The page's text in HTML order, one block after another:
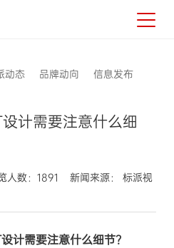
动态 品牌动向 信息发布
计需要注意什么细
数：1891 新闻来源： 标派视
计需要注意什么细节？